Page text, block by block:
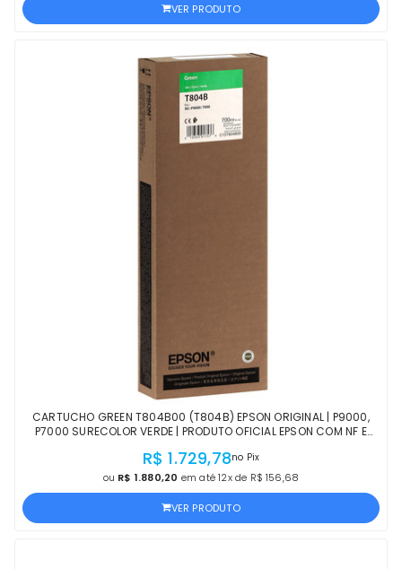
VER PRODUTO
CARTUCHO GREEN T804B00 (T804B) EPSON ORIGINAL | P9000,
P7000 SURECOLOR VERDE | PRODUTO OFICIAL EPSON COM NF E
R$ 1.729,78no Pix
ou R$ 1.880,20 em até 12x de R$ 156,68
VER PRODUTO